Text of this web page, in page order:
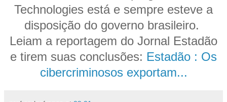
Technologies está e sempre esteve a
disposição do governo brasileiro.
Leiam a reportagem do Jornal Estadão
e tirem suas conclusões: Estadão : Os
cibercriminosos exportam...